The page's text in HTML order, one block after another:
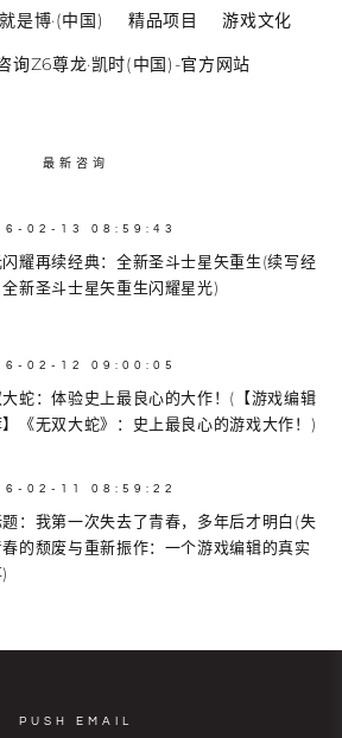
是博·(中国) 精品项目 游戏文化
询Z6尊龙·凯时(中国)-官方网站
最新咨询
02-13 08:59:43
耀再续经典：全新圣斗士星矢重生(续写经
新圣斗士星矢重生闪耀星光)
02-12 09:00:05
蛇：体验史上最良心的大作！(【游戏编辑
《无双大蛇》：史上最良心的游戏大作！)
02-11 08:59:22
：我第一次失去了青春，多年后才明白(失
的颓废与重新振作：一个游戏编辑的真实
PUSH EMAIL